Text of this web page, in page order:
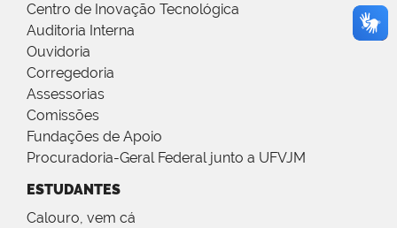
Centro de Inovação Tecnológica
Auditoria Interna
Ouvidoria
Corregedoria
Assessorias
Comissões
Fundações de Apoio
Procuradoria-Geral Federal junto a UFVJM
ESTUDANTES
Calouro, vem cá